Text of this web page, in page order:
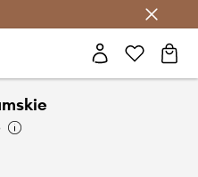
Club >